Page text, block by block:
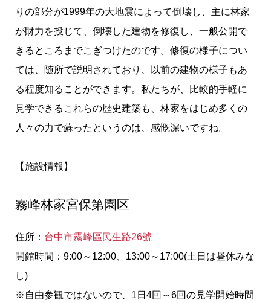
りの部分が1999年の大地震によって倒壊し、主に林家
が財力を投じて、倒壊した建物を修復し、一般公開で
きるところまでこぎつけたのです。修復の様子につい
ては、随所で説明されており、以前の建物の様子もあ
る程度知ることができます。私たちが、比較的手軽に
見学できるこれらの歴史建築も、林家をはじめ多くの
人々の力で蘇ったというのは、感慨深いですね。
【施設情報】
霧峰林家宮保第園区
住所： 台中市霧峰區民生路26號
開館時間：9:00～12:00、13:00～17:00(土日は昼休みな
し)
※自由参観ではないので、1日4回～6回の見学開始時間